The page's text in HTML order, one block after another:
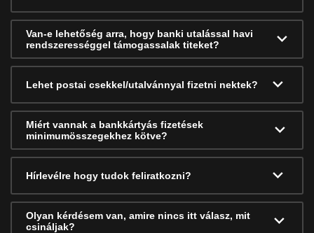
Van-e lehetőség arra, hogy banki utalással havi
rendszerességgel támogassalak titeket?
Lehet postai csekkel/utalvánnyal fizetni nektek?
Miért vannak a bankkártyás fizetések
minimumösszegekhez kötve?
Hírlevélre hogy tudok feliratkozni?
Olyan kérdésem van, amire nincs itt válasz, mit
csináljak?